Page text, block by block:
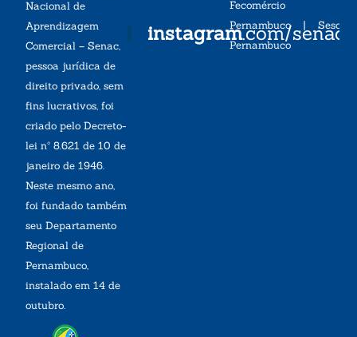
Nacional de
Aprendizagem
Comercial – Senac,
pessoa jurídica de
direito privado, sem
fins lucrativos, foi
criado pelo Decreto-
lei nº 8.621 de 10 de
janeiro de 1946.
Neste mesmo ano,
foi fundado também
seu Departamento
Regional de
Pernambuco,
instalado em 14 de
outubro.
instagram.com/
Fecomércio
Pernambuco| Sesc
Pernambuco